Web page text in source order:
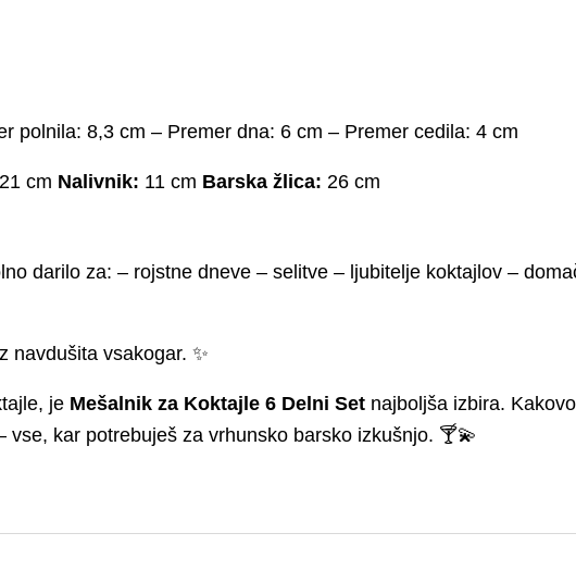
polnila: 8,3 cm – Premer dna: 6 cm – Premer cedila: 4 cm
21 cm Nalivnik: 11 cm Barska žlica: 26 cm
darilo za: – rojstne dneve – selitve – ljubitelje koktajlov –
navdušita vsakogar. ✨
je Mešalnik za Koktajle 6 Delni Set najboljša izbira.
kar potrebuješ za vrhunsko barsko izkušnjo. 🍸💫